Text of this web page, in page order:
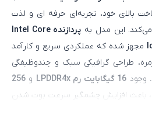
بالای خود، تجربه‌ای حرفه‌ ای و لذت‌
این مدل به
پردازنده Intel Core
مجهز شده که عملکردی سریع و کارآمد
طراحی گرافیکی سبک و چندوظیفگی
16 گیگابایت رم LPDDR4x و 256
، باعث افزایش چشمگیر سرعت بوت شدن